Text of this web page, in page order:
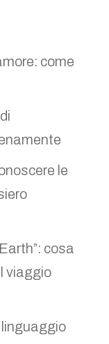
come
le
cosa
viaggio
linguaggio